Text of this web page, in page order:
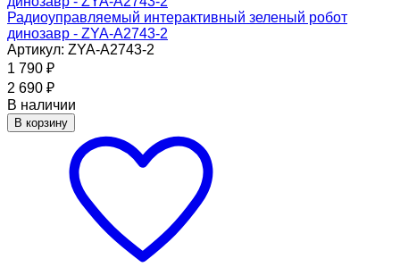
Радиоуправляемый интерактивный зеленый робот
динозавр - ZYA-A2743-2
Артикул: ZYA-A2743-2
1 790 ₽
2 690 ₽
В наличии
В корзину